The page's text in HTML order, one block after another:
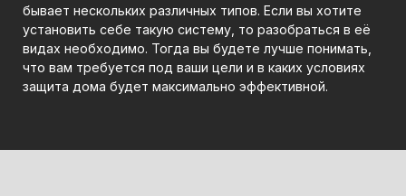
бывает нескольких различных типов. Если вы хотите
установить себе такую систему, то разобраться в её
видах необходимо. Тогда вы будете лучше понимать,
что вам требуется под ваши цели и в каких условиях
защита дома будет максимально эффективной.